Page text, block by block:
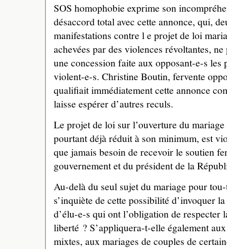
SOS homophobie exprime son
désaccord total avec cette annonce, qui,
manifestations contre l e projet de loi
achevées par des violences révoltantes,
une concession faite aux opposant-e-s les
violent-e-s. Christine Boutin, fervente
qualifiait immédiatement cette annonce
laisse espérer d’autres reculs.
Le projet de loi sur l’ouverture du
pourtant déjà réduit à son minimum, est
que jamais besoin de recevoir le soutien
gouvernement et du président de la
Au-delà du seul sujet du mariage pour
s’inquiète de cette possibilité d’invoquer
d’élu-e-s qui ont l’obligation de respecter
liberté ? S’appliquera-t-elle également
mixtes, aux mariages de couples de